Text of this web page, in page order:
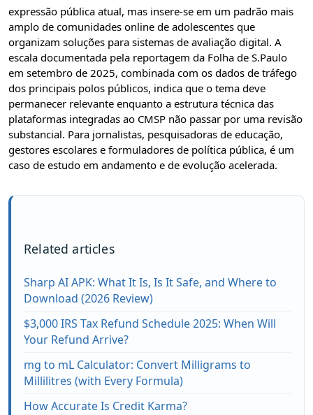
expressão pública atual, mas insere-se em um padrão mais
amplo de comunidades online de adolescentes que
organizam soluções para sistemas de avaliação digital. A
escala documentada pela reportagem da Folha de S.Paulo
em setembro de 2025, combinada com os dados de tráfego
dos principais polos públicos, indica que o tema deve
permanecer relevante enquanto a estrutura técnica das
plataformas integradas ao CMSP não passar por uma revisão
substancial. Para jornalistas, pesquisadoras de educação,
gestores escolares e formuladores de política pública, é um
caso de estudo em andamento e de evolução acelerada.
Related articles
Sharp AI APK: What It Is, Is It Safe, and Where to
Download (2026 Review)
$3,000 IRS Tax Refund Schedule 2025: When Will
Your Refund Arrive?
mg to mL Calculator: Convert Milligrams to
Millilitres (with Every Formula)
How Accurate Is Credit Karma?